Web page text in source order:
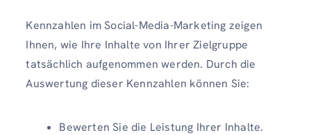
Kennzahlen im Social-Media-Marketing zeigen
Ihnen, wie Ihre Inhalte von Ihrer Zielgruppe
tatsächlich aufgenommen werden. Durch die
Auswertung dieser Kennzahlen können Sie:
Bewerten Sie die Leistung Ihrer Inhalte.